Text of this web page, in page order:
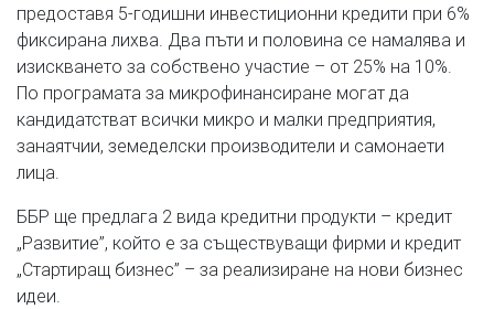
предоставя 5-годишни инвестиционни кредити при 6%
фиксирана лихва. Два пъти и половина се намалява и
изискването за собствено участие – от 25% на 10%.
По програмата за микрофинансиране могат да
кандидатстват всички микро и малки предприятия,
занаятчии, земеделски производители и самонаети
лица.
ББР ще предлага 2 вида кредитни продукти – кредит
„Развитие”, който е за съществуващи фирми и кредит
„Стартиращ бизнес” – за реализиране на нови бизнес
идеи.